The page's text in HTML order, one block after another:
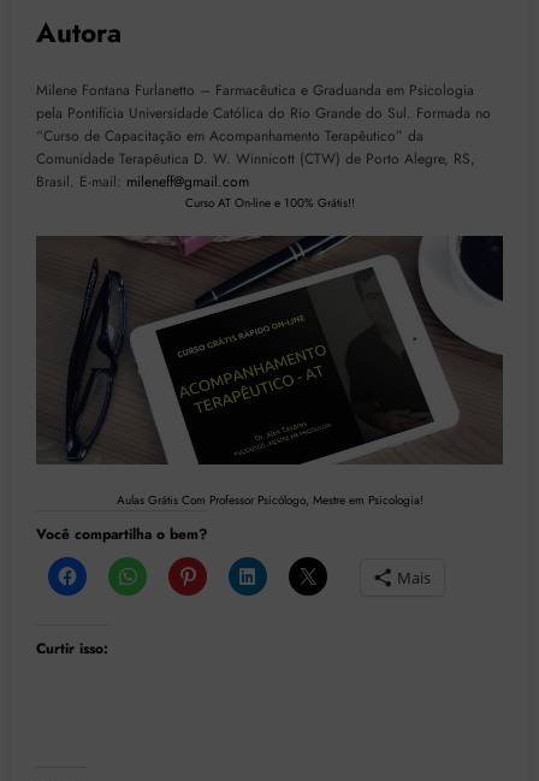
Autora
Milene Fontana Furlanetto – Farmacêutica e Graduanda em Psicologia
pela Pontifícia Universidade Católica do Rio Grande do Sul. Formada no
“Curso de Capacitação em Acompanhamento Terapêutico” da
Comunidade Terapêutica D. W. Winnicott (CTW) de Porto Alegre, RS,
Brasil. E-mail: mileneff@gmail.com
Curso AT On-line e 100% Grátis!!
Aulas Grátis Com Professor Psicólogo, Mestre em Psicologia!
Você compartilha o bem?
Mais
Curtir isso: